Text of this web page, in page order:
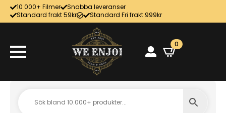
10 000+ Filmer
Snabba leveranser
Standard frakt 59kr
Standard Fri frakt 999kr
0